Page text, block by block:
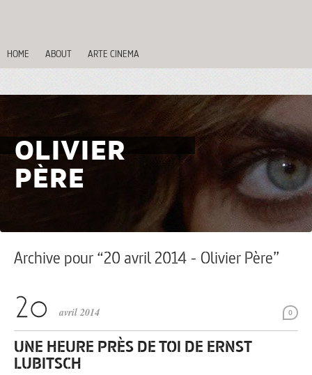
HOME ABOUT ARTE CINEMA
OLIVIER
PÈRE
Archive pour “20 avril 2014 - Olivier Père”
0
avril 2014
UNE HEURE PRÈS DE TOI DE ERNST
LUBITSCH